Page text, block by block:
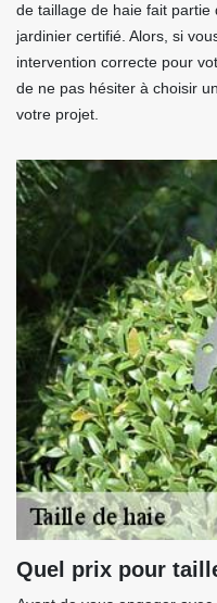
de taillage de haie fait partie
jardinier certifié. Alors, si
intervention correcte pour
de ne pas hésiter à choisir
votre projet.
Quel prix pour